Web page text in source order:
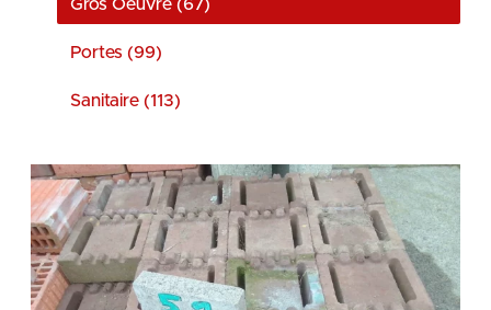
Gros Oeuvre (67)
Portes (99)
Sanitaire (113)